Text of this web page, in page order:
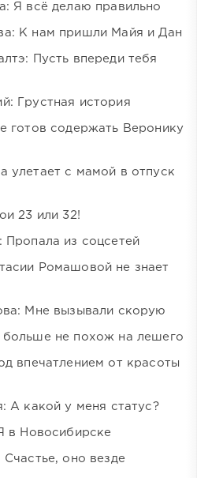
Я всё делаю правильно
К нам пришли Майя и Дан
Пусть впереди тебя
Грустная история
готов содержать Веронику
улетает с мамой в отпуск
23 или 32!
Пропала из соцсетей
Ромашовой не знает
Мне вызывали скорую
больше не похож на лешего
впечатлением от красоты
А какой у меня статус?
в Новосибирске
оно везде